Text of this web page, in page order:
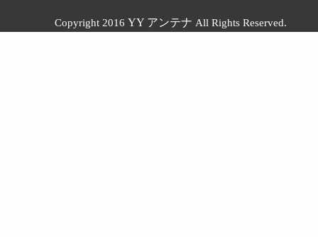
Copyright 2016 YY アンテナ All Rights Reserved.